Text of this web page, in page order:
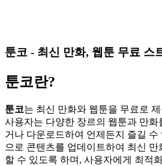
툰코 - 최신 만화, 웹툰 무료 스
툰코란?
툰코는 최신 만화와 웹툰을 무료로
사용자는 다양한 장르의 웹툰과 만
거나 다운로드하여 언제든지 즐길
으로 콘텐츠를 업데이트하여 최신
할 수 있도록 하며, 사용자에게 최적